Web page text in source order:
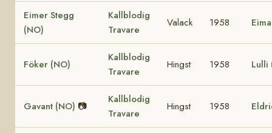
Eimer Stegg
(NO)
Kallblodig
Travare
Valack 1958
Föker (NO)
Kallblodig
Travare
Hingst 1958 Lulli
Gavant (NO) 📷
Kallblodig
Travare
Hingst 1958